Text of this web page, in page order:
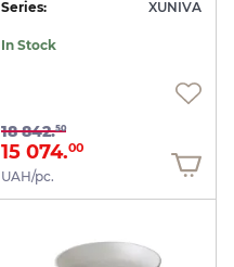
Series: XUNIVA
In Stock
18 842.50
15 074.00
UAH/pc.